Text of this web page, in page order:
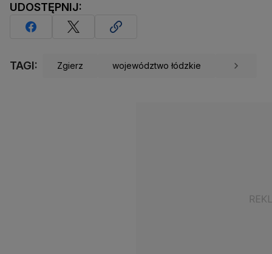
UDOSTĘPNIJ:
TAGI: Zgierz województwo łódzkie